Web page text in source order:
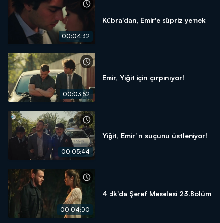
00:04:32
Kübra'dan, Emir'e süpriz yemek
00:03:52
Emir, Yiğit için çırpınıyor!
00:05:44
Yiğit, Emir’in suçunu üstleniyor!
00:04:00
4 dk'da Şeref Meselesi 23.Bölüm